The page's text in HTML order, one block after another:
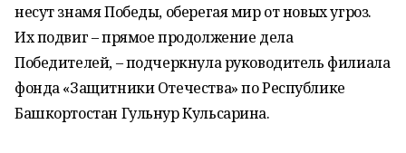
несут знамя Победы, оберегая мир от новых угроз.
Их подвиг – прямое продолжение дела
Победителей, – подчеркнула руководитель филиала
фонда «Защитники Отечества» по Республике
Башкортостан Гульнур Кульсарина.